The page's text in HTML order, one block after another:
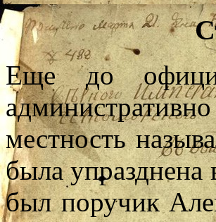
Еще до
местность
была упразднена
был поручик